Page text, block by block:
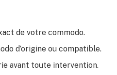
de votre commodo.
d’origine ou compatible.
avant toute intervention.